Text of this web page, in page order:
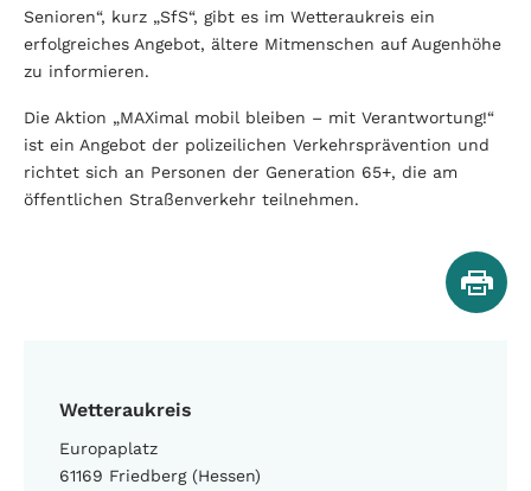
Wetteraukreis
Europaplatz
61169 Friedberg (Hessen)
Senioren“, kurz „SfS“, gibt es im Wetteraukreis ein
erfolgreiches Angebot, ältere Mitmenschen auf Augenhöhe
zu informieren.
Die Aktion „MAXimal mobil bleiben – mit Verantwortung!“
ist ein Angebot der polizeilichen Verkehrsprävention und
richtet sich an Personen der Generation 65+, die am
öffentlichen Straßenverkehr teilnehmen.